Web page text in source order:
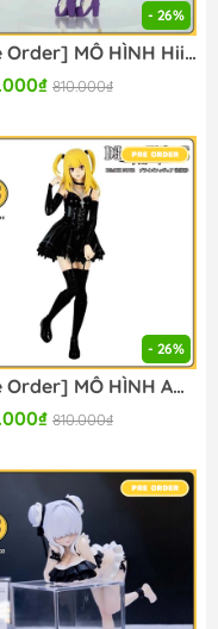
- 26%
[Pre Order] MÔ HÌNH Hiiragi Kagami - Lucky☆Star - Konami Prize Collection - Succubus Cheer Cos Ver. (Konami Arcade Games) FIGURE CHÍNH HÃNG
810.000₫
- 26%
[Pre Order] MÔ HÌNH Amane Misa - Death Note - Konami Prize Collection (Konami Arcade Games) FIGURE CHÍNH HÃNG
810.000₫